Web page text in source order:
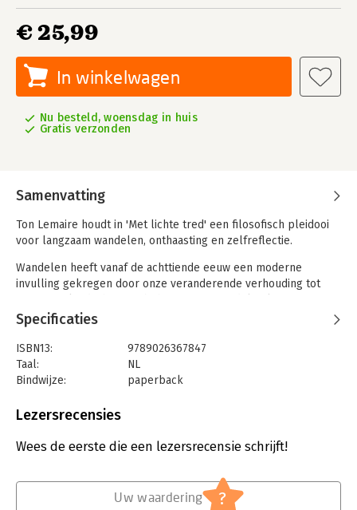
€ 25,99
In winkelwagen
Nu besteld, woensdag in huis
Gratis verzonden
Samenvatting
Ton Lemaire houdt in 'Met lichte tred' een filosofisch pleidooi
voor langzaam wandelen, onthaasting en zelfreflectie.
Wandelen heeft vanaf de achttiende eeuw een moderne
invulling gekregen door onze veranderende verhouding tot
steeds en lijkt zelfs toe te nemen, mogelijk ter compensatie
van de verdergaande verstedelijking, de heerschappij van het
gemotoriseerde verkeer en de vele uren die men zittend voor
schermen doorbrengt. Wat is er dan vitaliserender dan een
flinke wandeling, liefst door een afwisselend landschap en in
Aan de hand van het werk van filosofen, kunstenaars en
schrijvers bezingt Lemaire de lof van het lopen, maar zijn boek
is tevens een kritisch commentaar op de samenleving. 'Met
voor de wereld van het wandelen en voor de wandelaar en zijn
lichte voetafdruk op de aarde.
Specificaties
ISBN13:
9789026367847
Taal:
NL
Bindwijze:
paperback
Uitgever:
Verschijningsdatum:
5-2-2024
Lezersrecensies
Wees de eerste die een lezersrecensie schrijft!
Uw waardering ?